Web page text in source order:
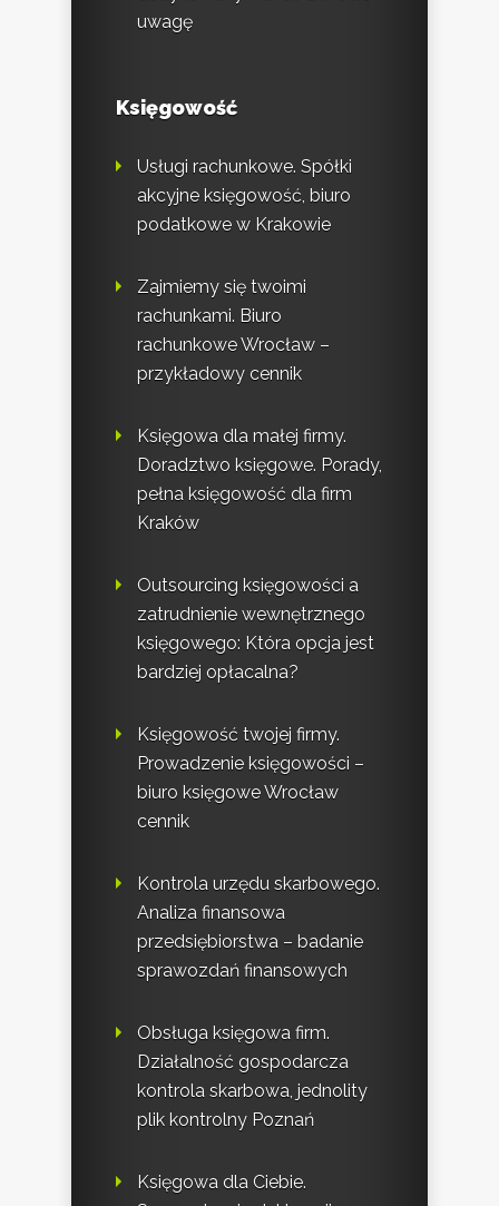
uwagę
Księgowość
Usługi rachunkowe. Spółki
akcyjne księgowość, biuro
podatkowe w Krakowie
Zajmiemy się twoimi
rachunkami. Biuro
rachunkowe Wrocław –
przykładowy cennik
Księgowa dla małej firmy.
Doradztwo księgowe. Porady,
pełna księgowość dla firm
Kraków
Outsourcing księgowości a
zatrudnienie wewnętrznego
księgowego: Która opcja jest
bardziej opłacalna?
Księgowość twojej firmy.
Prowadzenie księgowości –
biuro księgowe Wrocław
cennik
Kontrola urzędu skarbowego.
Analiza finansowa
przedsiębiorstwa – badanie
sprawozdań finansowych
Obsługa księgowa firm.
Działalność gospodarcza
kontrola skarbowa, jednolity
plik kontrolny Poznań
Księgowa dla Ciebie.